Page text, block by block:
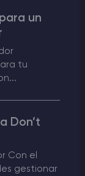
un
tu
Don’t
Con el
gestionar